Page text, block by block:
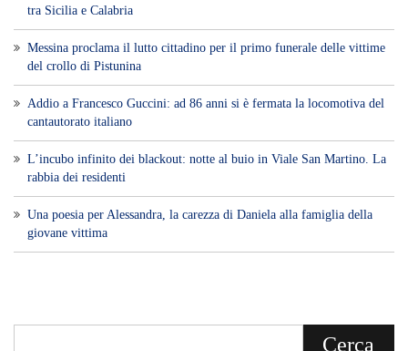
tra Sicilia e Calabria
Messina proclama il lutto cittadino per il primo funerale delle vittime
del crollo di Pistunina
Addio a Francesco Guccini: ad 86 anni si è fermata la locomotiva del
cantautorato italiano
L’incubo infinito dei blackout: notte al buio in Viale San Martino. La
rabbia dei residenti
Una poesia per Alessandra, la carezza di Daniela alla famiglia della
giovane vittima